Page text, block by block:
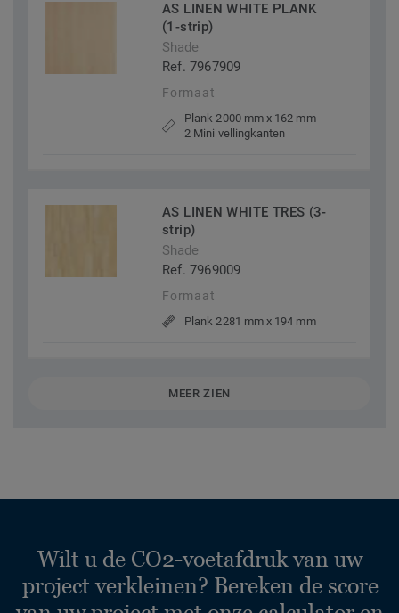
AS LINEN WHITE PLANK
(1-strip)
Shade
Ref. 7967909
Formaat
Plank 2000 mm x 162 mm
2 Mini vellingkanten
AS LINEN WHITE TRES (3-
strip)
Shade
Ref. 7969009
Formaat
Plank 2281 mm x 194 mm
MEER ZIEN
Wilt u de CO2-voetafdruk van uw
project verkleinen? Bereken de score